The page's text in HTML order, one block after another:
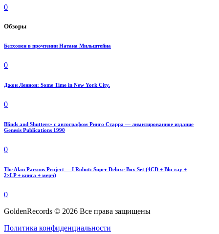
0
Обзоры
Бетховен в прочтении Натана Мильштейна
0
Джон Леннон: Some Time in New York City.
0
Blinds and Shutters» с автографом Ринго Старра — лимитированное издание
Genesis Publications 1990
0
The Alan Parsons Project — I Robot: Super Deluxe Box Set (4CD + Blu-ray +
2×LP + книга + мерч)
0
GoldenRecords © 2026 Все права защищены
Политика конфиденциальности